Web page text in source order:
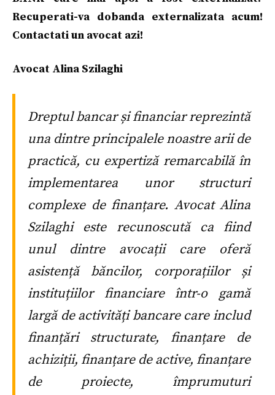
Recuperati-va dobanda externalizata acum!
Contactati un avocat azi!
Avocat Alina Szilaghi
Dreptul bancar și financiar reprezintă
una dintre principalele noastre arii de
practică, cu expertiză remarcabilă în
implementarea unor structuri
complexe de finanțare. Avocat Alina
Szilaghi este recunoscută ca fiind
unul dintre avocații care oferă
asistență băncilor, corporațiilor și
instituțiilor financiare într-o gamă
largă de activități bancare care includ
finanțări structurate, finanțare de
achiziții, finanțare de active, finanțare
de proiecte, împrumuturi